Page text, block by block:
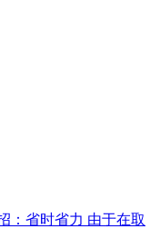
：省时省力 由于在取